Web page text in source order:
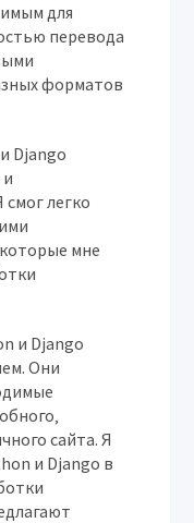
для
перевода
форматов
Django
легко
мне
и Django
Они
сайта. Я
и Django в